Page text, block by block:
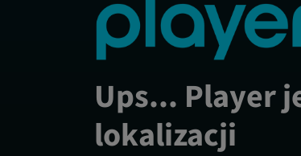
Ups... Player
lokalizacji